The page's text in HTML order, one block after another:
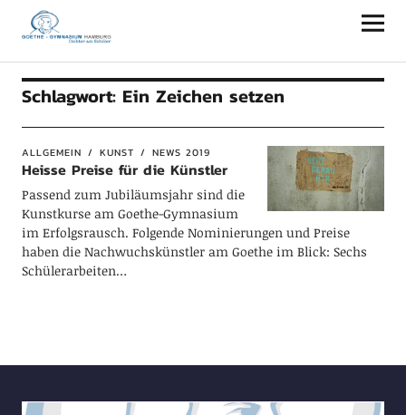
Goethe-Gymnasium Hamburg
Schlagwort: Ein Zeichen setzen
ALLGEMEIN KUNST NEWS 2019
Heisse Preise für die Künstler
Passend zum Jubiläumsjahr sind die
Kunstkurse am Goethe-Gymnasium
im Erfolgsrausch. Folgende Nominierungen und Preise
haben die Nachwuchskünstler am Goethe im Blick: Sechs
Schülerarbeiten…